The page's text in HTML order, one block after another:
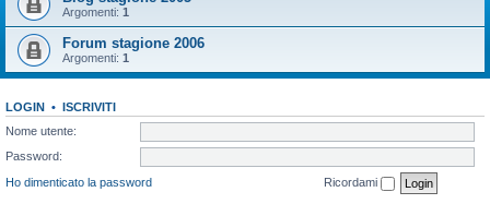
Argomenti: 1
Forum stagione 2006
Argomenti: 1
LOGIN • ISCRIVITI
Nome utente:
Password:
Ho dimenticato la password
Ricordami